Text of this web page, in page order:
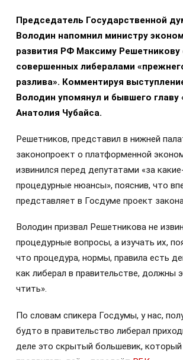
Председатель Государственной
Володин напомнил министру
развития РФ Максиму Решетникову
совершенных либералами
разлива». Комментируя
Володин упомянул и бывшего главу
Анатолия Чубайса.
Решетников, представил в нижней
законопроект о платформенной
извинился перед депутатами «за
процедурные нюансы», пояснив, что
представляет в Госдуме проект
Володин призвал Решетникова не
процедурные вопросы, а изучать их,
что процедура, нормы, правила есть
как либерал в правительстве, должны
чтить».
По словам спикера Госдумы, у нас,
будто в правительство либерал
деле это скрытый большевик,